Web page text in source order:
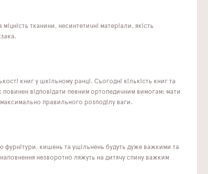
тканини, несинтетичні матеріали, якість
книг у шкільному ранці. Сьогодні кількість книг та
відповідати певним ортопедичним вимогам: мати
правильного розподілу ваги.
кишень та ущільнень будуть дуже важкими та
незворотно ляжуть на дитячу спину важким